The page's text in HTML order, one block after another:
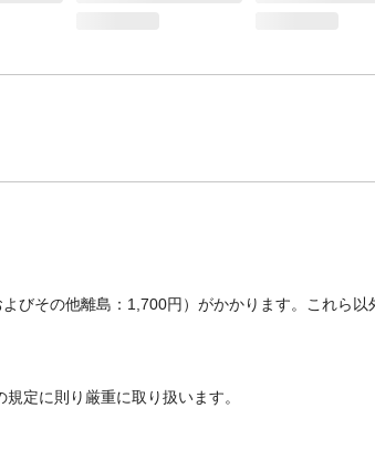
びその他離島：1,700円）がかかります。これら以
定に則り厳重に取り扱います。